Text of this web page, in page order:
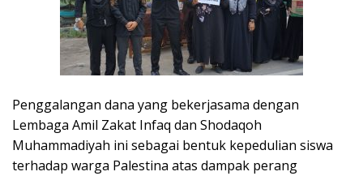
Penggalangan dana yang bekerjasama dengan
Lembaga Amil Zakat Infaq dan Shodaqoh
Muhammadiyah ini sebagai bentuk kepedulian siswa
terhadap warga Palestina atas dampak perang